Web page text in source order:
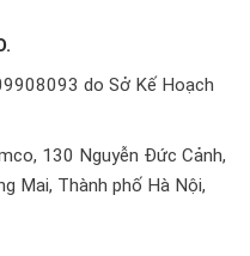
do Sở Kế Hoạch
130 Nguyễn Đức Cảnh,
Mai, Thành phố Hà Nội,